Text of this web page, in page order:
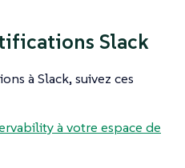
Slack
à Slack, suivez ces
à votre espace de